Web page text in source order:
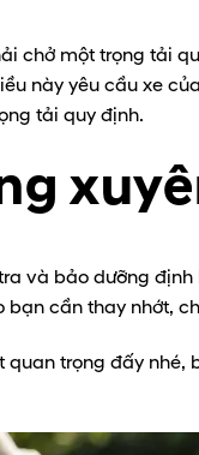
chở một trọng tải
này yêu cầu xe
tải quy định.
và bảo dưỡng
cần thay nhớt,
quan trọng đấy